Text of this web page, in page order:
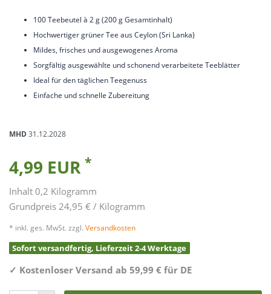
100 Teebeutel à 2 g (200 g Gesamtinhalt)
Hochwertiger grüner Tee aus Ceylon (Sri Lanka)
Mildes, frisches und ausgewogenes Aroma
Sorgfältig ausgewählte und schonend verarbeitete Teeblätter
Ideal für den täglichen Teegenuss
Einfache und schnelle Zubereitung
MHD31.12.2028
4,99 EUR *
Inhalt0,2 Kilogramm
Grundpreis24,95 € / Kilogramm
* inkl. ges. MwSt. zzgl. Versandkosten
Sofort versandfertig, Lieferzeit 2-4 Werktage
✓ Kostenloser Versand ab 59,99 € für DE